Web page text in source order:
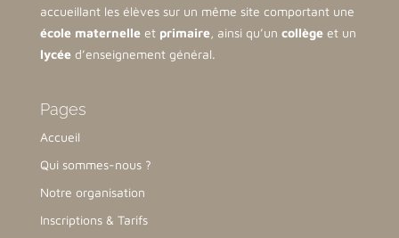
accueillant les élèves sur un même site comportant une
école maternelleet primaire, ainsi qu’un collègeet un
lycéed’enseignement général.
Pages
Accueil
Qui sommes-nous ?
Notre organisation
Inscriptions & Tarifs